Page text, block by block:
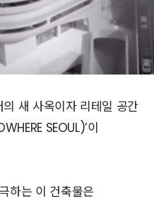
새 사옥이자 리테일 공간
SEOUL)’이
하는 이 건축물은